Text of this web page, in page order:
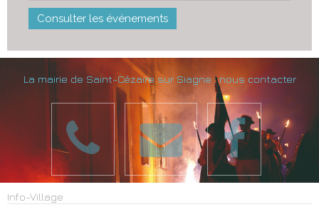
Consulter les événements
La mairie de Saint-Cézaire sur Siagne : nous contacter
Info-Village